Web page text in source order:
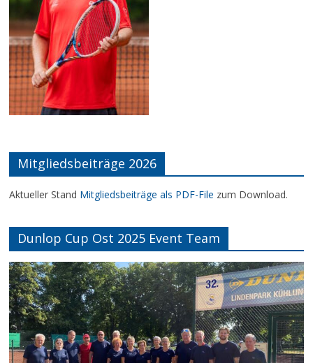
Mitgliedsbeiträge 2026
Aktueller Stand Mitgliedsbeiträge als PDF-File zum Download.
Dunlop Cup Ost 2025 Event Team